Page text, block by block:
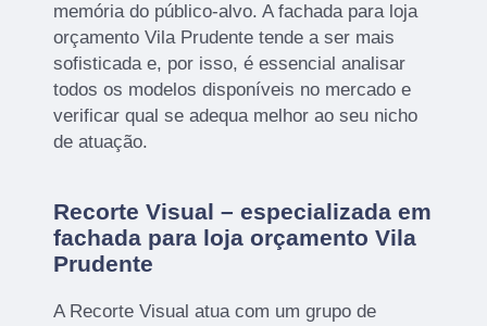
memória do público-alvo. A fachada para loja
orçamento Vila Prudente tende a ser mais
sofisticada e, por isso, é essencial analisar
todos os modelos disponíveis no mercado e
verificar qual se adequa melhor ao seu nicho
de atuação.
Recorte Visual – especializada em
fachada para loja orçamento Vila
Prudente
A Recorte Visual atua com um grupo de